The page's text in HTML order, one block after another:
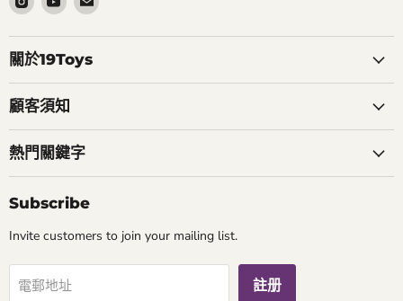
Instagram
找
到
們
Youtube
找
到
們
郵
關於19Toys
顧客須知
熱門關鍵字
Subscribe
Invite customers to join your mailing list.
電郵地址 註册